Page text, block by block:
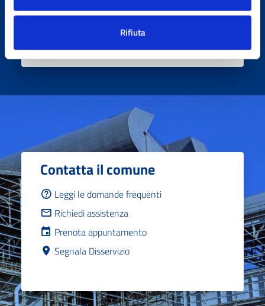
Rifiuta
Contatta il comune
Leggi le domande frequenti
Richiedi assistenza
Prenota appuntamento
Segnala Disservizio